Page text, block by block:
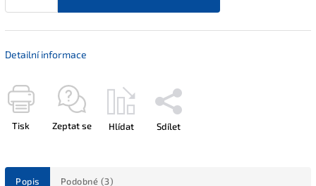
Detailní informace
Tisk Zeptat se Hlídat Sdílet
Popis Podobné (3)